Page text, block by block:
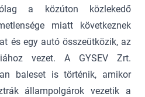
a közúton közlekedő
miatt következnek
és egy autó összeütközik, az
vezet. A GYSEV Zrt.
baleset is történik, amikor
állampolgárok vezetik a